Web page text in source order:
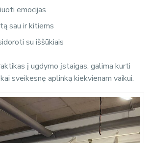
emocijas
sau ir kitiems
su iššūkiais
į ugdymo įstaigas, galima kurti
sveikesnę aplinką kiekvienam vaikui.